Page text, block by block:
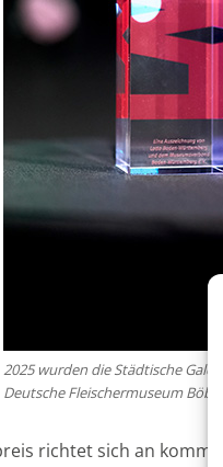
2025 wurden die Städtische
Deutsche Fleischermuseum
richtet sich an